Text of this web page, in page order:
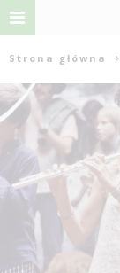
Strona główna